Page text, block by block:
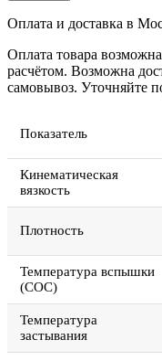
Оплата и доставка в
Оплата товара
расчётом. Возможна
самовывоз. Уточняйте
Показатель
Кинематическая
вязкость
Плотность
Температура вспышки
(СОС)
Температура
застывания